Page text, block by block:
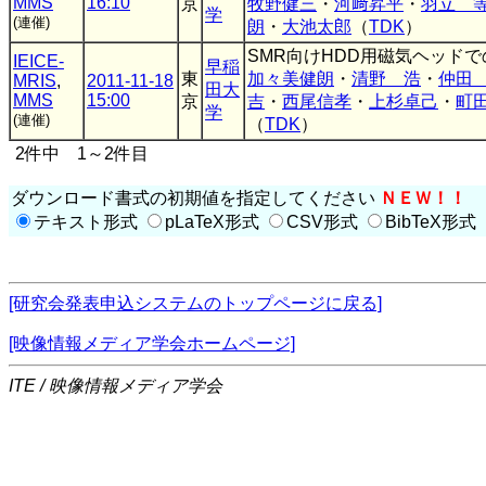
(連催)
京
学
牧野健三 ・ 河﨑昇平 ・ 羽立
朗 ・ 大池太郎 （TDK）
IEICE-
MRIS,
MMS
(連催)
2011-11-18
15:00
東
京
早稲
田大
学
SMR向けHDD用磁気ヘッド
加々美健朗 ・ 清野 浩 ・ 仲田
吉 ・ 西尾信孝 ・ 上杉卓己 ・ 町
（TDK）
2件中 1～2件目
ダウンロード書式の初期値を指定してください ＮＥＷ！！
テキスト形式
pLaTeX形式 CSV形式 BibTeX形式
[研究会発表申込システムのトップページに戻る]
[映像情報メディア学会ホームページ]
ITE / 映像情報メディア学会